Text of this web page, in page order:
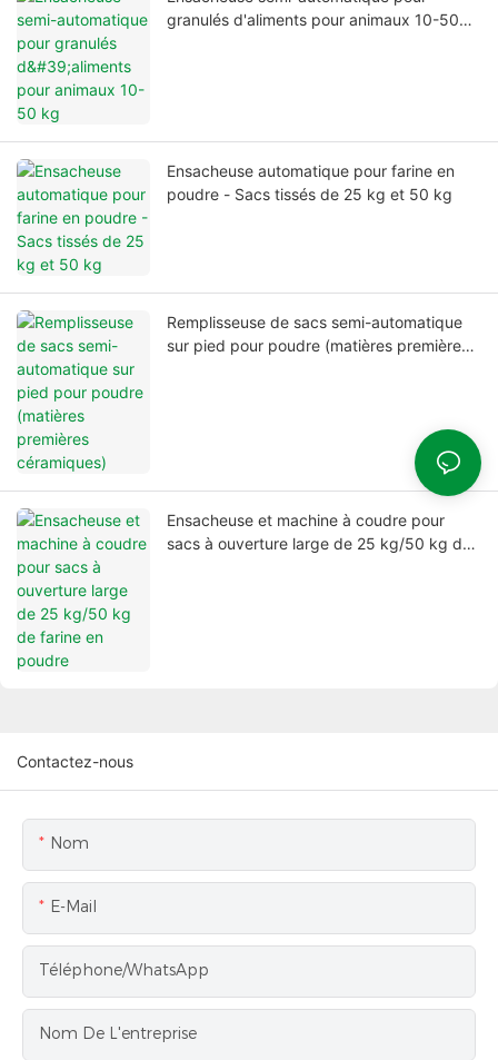
granulés d'aliments pour animaux 10-50
Ensacheuse automatique pour farine en
poudre - Sacs tissés de 25 kg et 50 kg
Remplisseuse de sacs semi-automatique
sur pied pour poudre (matières premières
Ensacheuse et machine à coudre pour
sacs à ouverture large de 25 kg/50 kg de
Contactez-nous
Nom
E-Mail
Téléphone/WhatsApp
Nom De L'entreprise